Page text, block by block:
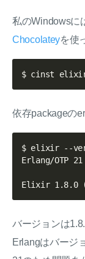
私のWindowsに
Chocolateyを使
依存packageの
$ elixir --
Erlang/OTP
バージョンは
Erlangはバージ